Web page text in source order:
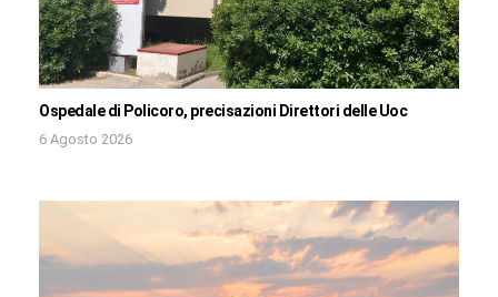
Ospedale di Policoro, precisazioni Direttori delle Uoc
6 Agosto 2026